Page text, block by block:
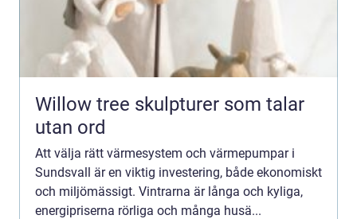
Willow tree skulpturer som talar
utan ord
Att välja rätt värmesystem och värmepumpar i
Sundsvall är en viktig investering, både ekonomiskt
och miljömässigt. Vintrarna är långa och kyliga,
energipriserna rörliga och många husä...